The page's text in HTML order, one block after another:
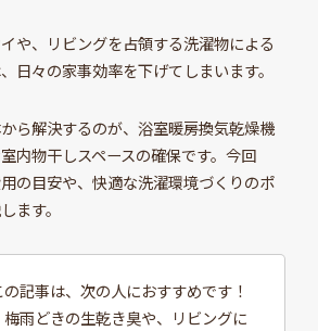
や、リビングを占領する洗濯物による
日々の家事効率を下げてしまいます。
ら解決するのが、浴室暖房換気乾燥機
内物干しスペースの確保です。今回
の目安や、快適な洗濯環境づくりのポ
ます。
の記事は、次の人におすすめです！
梅雨どきの生乾き臭や、リビングに